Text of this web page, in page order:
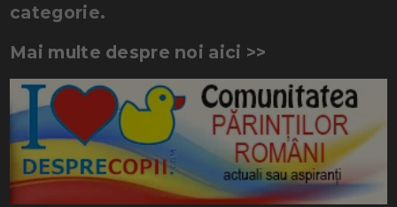
categorie.
Mai multe despre noi aici >>